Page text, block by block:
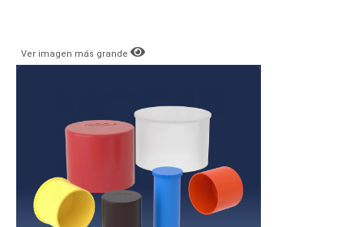
Ver imagen más grande